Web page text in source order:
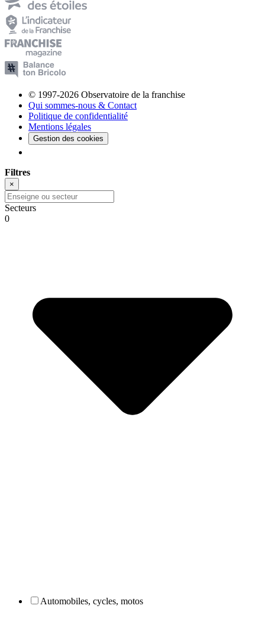
© 1997-2026 Observatoire de la franchise
Qui sommes-nous & Contact
Politique de confidentialité
Mentions légales
Gestion des cookies
Filtres
×
Secteurs
0
Automobiles, cycles, motos